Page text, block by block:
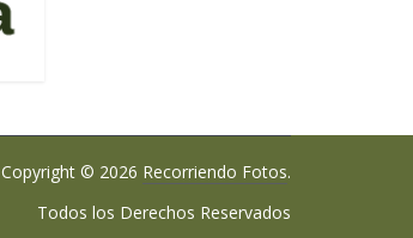
Copyright © 2026 Recorriendo Fotos.
Todos los Derechos Reservados